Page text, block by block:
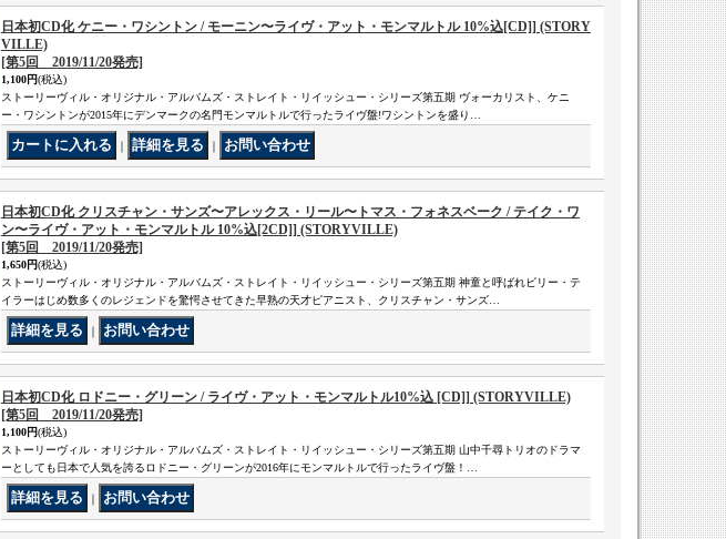
日本初CD化 ケニー・ワシントン / モーニン〜ライヴ・アット・モンマルトル 10%込[CD]] (STORY
VILLE)
[第5回 2019/11/20発売]
1,100円(税込)
ストーリーヴィル・オリジナル・アルバムズ・ストレイト・リイッシュー・シリーズ第五期 ヴォーカリスト、ケニ
ー・ワシントンが2015年にデンマークの名門モンマルトルで行ったライヴ盤!ワシントンを盛り…
｜ ｜
日本初CD化 クリスチャン・サンズ〜アレックス・リール〜トマス・フォネスベーク / テイク・ワ
ン〜ライヴ・アット・モンマルトル 10%込[2CD]] (STORYVILLE)
[第5回 2019/11/20発売]
1,650円(税込)
ストーリーヴィル・オリジナル・アルバムズ・ストレイト・リイッシュー・シリーズ第五期 神童と呼ばれビリー・テ
イラーはじめ数多くのレジェンドを驚愕させてきた早熟の天才ピアニスト、クリスチャン・サンズ…
｜
日本初CD化 ロドニー・グリーン / ライヴ・アット・モンマルトル10%込 [CD]] (STORYVILLE)
[第5回 2019/11/20発売]
1,100円(税込)
ストーリーヴィル・オリジナル・アルバムズ・ストレイト・リイッシュー・シリーズ第五期 山中千尋トリオのドラマ
ーとしても日本で人気を誇るロドニー・グリーンが2016年にモンマルトルで行ったライヴ盤！…
｜